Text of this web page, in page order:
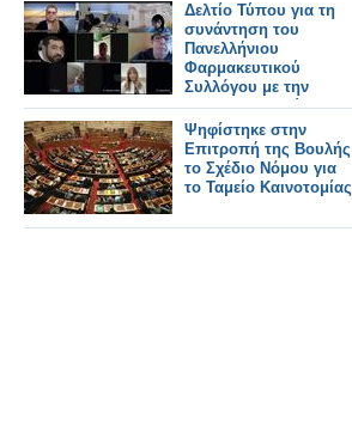
Δελτίο Τύπου για τη
συνάντηση του
Πανελλήνιου
Φαρμακευτικού
Συλλόγου με την
Ένωση Ασθενών
Ελλάδας
Ψηφίστηκε στην
Επιτροπή της Βουλής
το Σχέδιο Νόμου για
το Ταμείο Καινοτομίας